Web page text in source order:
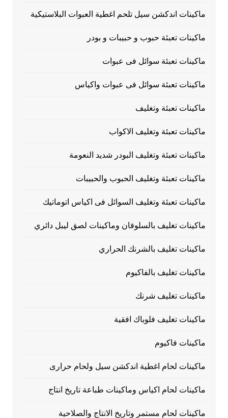
ماكينات اندكشن سيل تلحم اغطية العبوات البلاستيكية
ماكينات تعبئة حبوب و حبيبات و بودر
ماكينات تعبئة سوائل فى عبوات
ماكينات تعبئة سوائل فى عبوات واكياس
ماكينات تعبئة وتغليف
ماكينات تعبئة وتغليف الاكواب
ماكينات تعبئة وتغليف البودر شديد النعومة
ماكينات تعبئة وتغليف الحبوب والحبيبات
ماكينات تعبئة وتغليف السوائل فى اكياس اتوماتيك
ماكينات تغليف بالسلوفان وماكينات لصق ليبل دائري
ماكينات تغليف بالشرنك الحراري
ماكينات تغليف بالفاكيوم
ماكينات تغليف شرنك
ماكينات تغليف فلوباك افقية
ماكينات فاكيوم
ماكينات لحام اغطية اندكشن سيل ولحام حرارى
ماكينات لحام اكياس وماكينات طباعة تاريخ انتاج
ماكينات لحام مستمر وتاريخ الانتاج والصلاحية